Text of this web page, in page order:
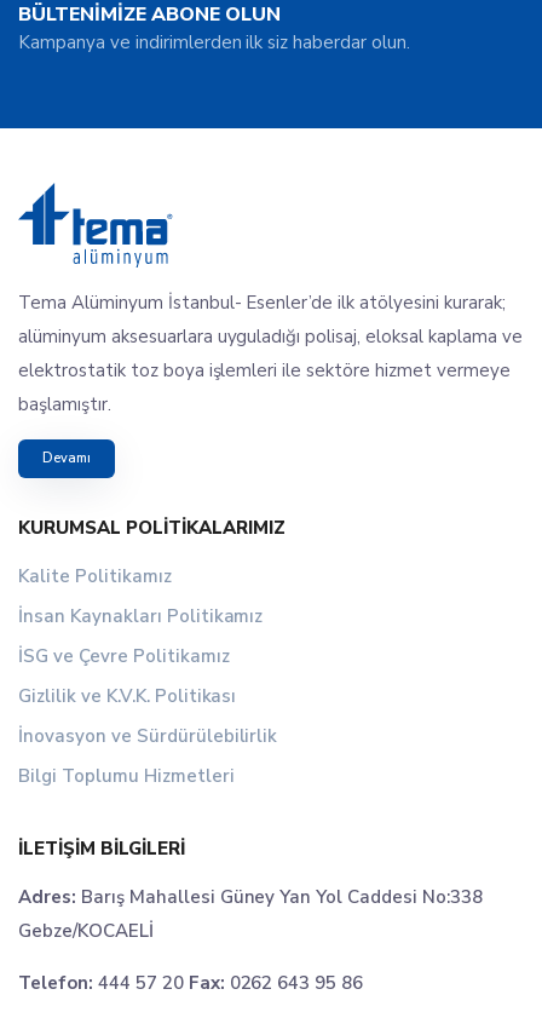
BÜLTENİMİZE ABONE OLUN
Kampanya ve indirimlerden ilk siz haberdar olun.
Tema Alüminyum İstanbul- Esenler’de ilk atölyesini kurarak;
alüminyum aksesuarlara uyguladığı polisaj, eloksal kaplama ve
elektrostatik toz boya işlemleri ile sektöre hizmet vermeye
başlamıştır.
Devamı
KURUMSAL POLITIKALARIMIZ
Kalite Politikamız
İnsan Kaynakları Politikamız
İSG ve Çevre Politikamız
Gizlilik ve K.V.K. Politikası
İnovasyon ve Sürdürülebilirlik
Bilgi Toplumu Hizmetleri
İLETIŞIM BILGILERI
Adres: Barış Mahallesi Güney Yan Yol Caddesi No:338
Gebze/KOCAELİ
Telefon: 444 57 20 Fax: 0262 643 95 86